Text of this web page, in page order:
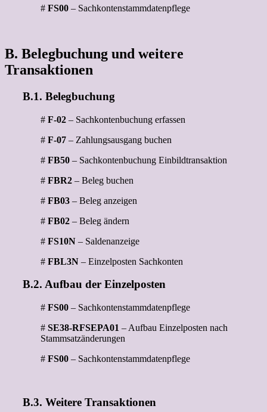
# FS00 – Sachkontenstammdatenpflege
B. Belegbuchung und weitere
Transaktionen
B.1. Belegbuchung
# F-02 – Sachkontenbuchung erfassen
# F-07 – Zahlungsausgang buchen
# FB50 – Sachkontenbuchung Einbildtransaktion
# FBR2 – Beleg buchen
# FB03 – Beleg anzeigen
# FB02 – Beleg ändern
# FS10N – Saldenanzeige
# FBL3N – Einzelposten Sachkonten
B.2. Aufbau der Einzelposten
# FS00 – Sachkontenstammdatenpflege
# SE38-RFSEPA01 – Aufbau Einzelposten nach
Stammsatzänderungen
# FS00 – Sachkontenstammdatenpflege
B.3. Weitere Transaktionen